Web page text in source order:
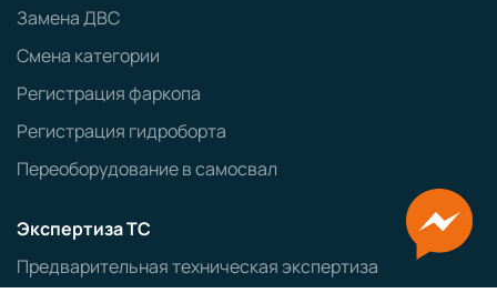
Замена ДВС
Смена категории
Регистрация фаркопа
Регистрация гидроборта
Переоборудование в самосвал
Экспертиза ТС
Предварительная техническая экспертиза